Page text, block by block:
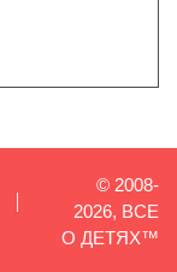
© 2008-
2026, ВСЕ
О ДЕТЯХ™